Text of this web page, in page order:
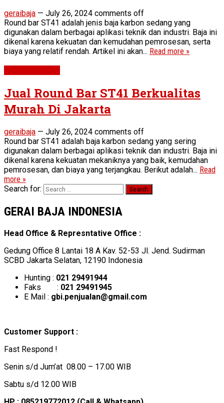
geraibaja — July 26, 2024 comments off
Round bar ST41 adalah jenis baja karbon sedang yang
digunakan dalam berbagai aplikasi teknik dan industri. Baja ini
dikenal karena kekuatan dan kemudahan pemrosesan, serta
biaya yang relatif rendah. Artikel ini akan... Read more »
Jual Round Bar ST41 Berkualitas
Murah Di Jakarta
geraibaja — July 26, 2024 comments off
Round bar ST41 adalah baja karbon sedang yang sering
digunakan dalam berbagai aplikasi teknik dan industri. Baja ini
dikenal karena kekuatan mekaniknya yang baik, kemudahan
pemrosesan, dan biaya yang terjangkau. Berikut adalah... Read
more »
Search for:
GERAI BAJA INDONESIA
Head Office & Represntative Office :
Gedung Office 8 Lantai 18 A Kav. 52-53 Jl. Jend. Sudirman
SCBD Jakarta Selatan, 12190 Indonesia
Hunting : 021 29491944
Faks : 021 29491945
E Mail : gbi.penjualan@gmail.com
Customer Support :
Fast Respond !
Senin s/d Jum’at 08.00 – 17.00 WIB
Sabtu s/d 12.00 WIB